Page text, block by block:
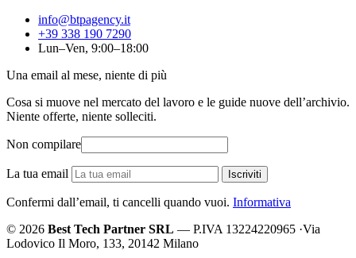
info@btpagency.it
+39 338 190 7290
Lun–Ven, 9:00–18:00
Una email al mese, niente di più
Cosa si muove nel mercato del lavoro e le guide nuove dell’archivio.
Niente offerte, niente solleciti.
Non compilare
La tua email Iscriviti
Confermi dall’email, ti cancelli quando vuoi. Informativa
© 2026 Best Tech Partner SRL — P.IVA 13224220965 ·Via
Lodovico Il Moro, 133, 20142 Milano